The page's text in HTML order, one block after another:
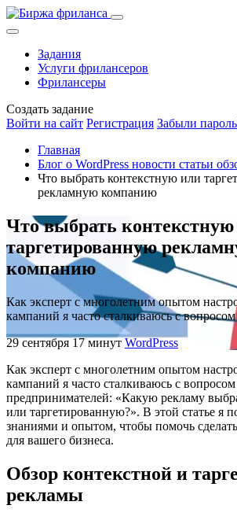
Задания
Услуги фрилансеров
Фрилансеры
Создать задание
Войти на сайт Регистрация Забыли
Главная
Блог о WordPress новости статьи
Что выбрать контекстную или
рекламную компанию
Что выбрать
таргетированную
компанию
Как эксперт с многолетним опытом
кампаний я часто сталкиваюсь с
29 сентября17 минут WordPress
Как эксперт с многолетним опытом
кампаний я часто сталкиваюсь с вопросом
предпринимателей: «Какую рекламу
или таргетированную?». В этой статье я
знаниями и опытом, чтобы помочь
для вашего бизнеса.
Обзор контекстной и
рекламы